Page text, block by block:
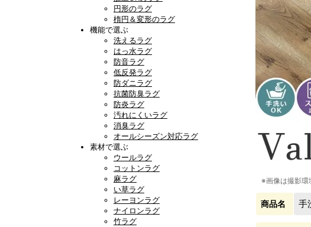
円形のラグ
楕円＆変形のラグ
機能で選ぶ
洗えるラグ
はっ水ラグ
防音ラグ
低反発ラグ
防ダニラグ
抗菌防臭ラグ
防炎ラグ
汚れにくいラグ
消臭ラグ
オールシーズン対応ラグ
素材で選ぶ
ウールラグ
コットンラグ
麻ラグ
い草ラグ
レーヨンラグ
ナイロンラグ
竹ラグ
※画像は撮影環
商品名 手